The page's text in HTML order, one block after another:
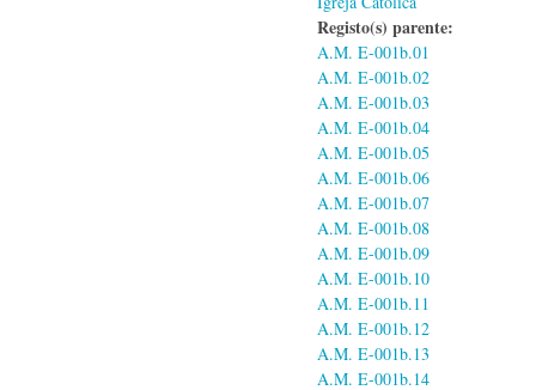
Registo(s) parente:
A.M. E-001b.01
A.M. E-001b.02
A.M. E-001b.03
A.M. E-001b.04
A.M. E-001b.05
A.M. E-001b.06
A.M. E-001b.07
A.M. E-001b.08
A.M. E-001b.09
A.M. E-001b.10
A.M. E-001b.11
A.M. E-001b.12
A.M. E-001b.13
A.M. E-001b.14